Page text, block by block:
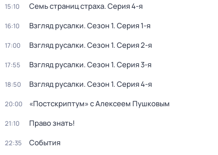
15:10 Семь страниц страха. Серия 4-я
16:10 Взгляд русалки. Сезон 1. Серия 1-я
17:00 Взгляд русалки. Сезон 1. Серия 2-я
17:55 Взгляд русалки. Сезон 1. Серия 3-я
18:50 Взгляд русалки. Сезон 1. Серия 4-я
20:00 «Постскриптум» с Алексеем Пушковым
21:10 Право знать!
22:35 События